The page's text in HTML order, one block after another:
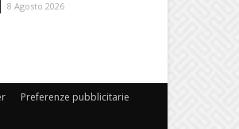
8 Agosto 2026
Preferenze pubblicitarie